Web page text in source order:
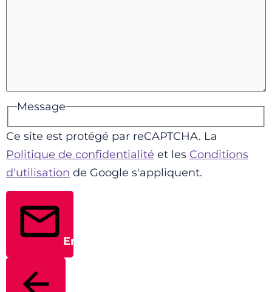
Message
Ce site est protégé par reCAPTCHA. La
Politique de confidentialité et les Conditions
d'utilisation de Google s'appliquent.
Envoyer